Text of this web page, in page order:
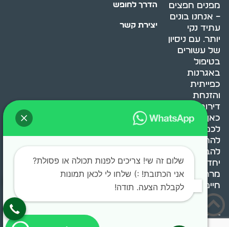
מפנים חפצים
– אנחנו בונים
עתיד נקי
יותר. עם ניסיון
של עשורים
בטיפול
באגרנות
כפייתית
והזנחת
דירות, אנחנו
כאן כדי לעזור
לכם
להתמודד,
להבין ולשנות.
יחד, ניצור
מרחב
חיים בריא ומאוזן.
הדרך לחופש
יצירת קשר
0522071171
שלום זה שי! צריכים לפנות תכולה או פסולת?
אני הכתובת! :) שלחו לי לכאן תמונות
לקבלת הצעה. תודה!